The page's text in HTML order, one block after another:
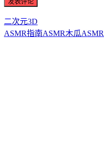
二次元3D
ASMR指南ASMR木瓜ASMR